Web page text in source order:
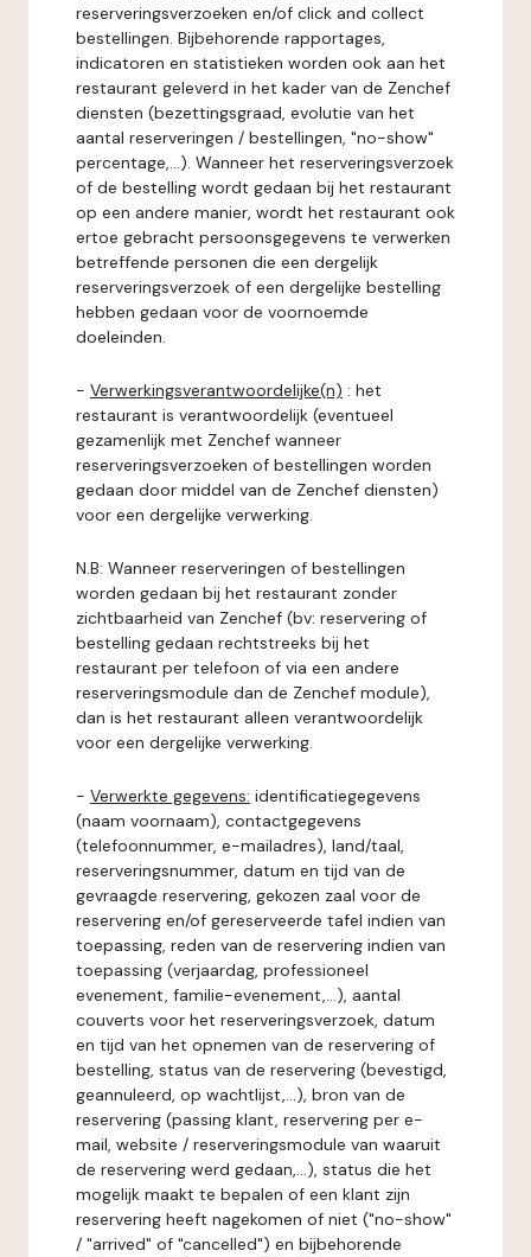
reserveringsverzoeken en/of click and collect
bestellingen. Bijbehorende rapportages,
indicatoren en statistieken worden ook aan het
restaurant geleverd in het kader van de Zenchef
diensten (bezettingsgraad, evolutie van het
aantal reserveringen / bestellingen, "no-show"
percentage,...). Wanneer het reserveringsverzoek
of de bestelling wordt gedaan bij het restaurant
op een andere manier, wordt het restaurant ook
ertoe gebracht persoonsgegevens te verwerken
betreffende personen die een dergelijk
reserveringsverzoek of een dergelijke bestelling
hebben gedaan voor de voornoemde
doeleinden.
- Verwerkingsverantwoordelijke(n) : het
restaurant is verantwoordelijk (eventueel
gezamenlijk met Zenchef wanneer
reserveringsverzoeken of bestellingen worden
gedaan door middel van de Zenchef diensten)
voor een dergelijke verwerking.
N.B: Wanneer reserveringen of bestellingen
worden gedaan bij het restaurant zonder
zichtbaarheid van Zenchef (bv: reservering of
bestelling gedaan rechtstreeks bij het
restaurant per telefoon of via een andere
reserveringsmodule dan de Zenchef module),
dan is het restaurant alleen verantwoordelijk
voor een dergelijke verwerking.
- Verwerkte gegevens: identificatiegegevens
(naam voornaam), contactgegevens
(telefoonnummer, e-mailadres), land/taal,
reserveringsnummer, datum en tijd van de
gevraagde reservering, gekozen zaal voor de
reservering en/of gereserveerde tafel indien van
toepassing, reden van de reservering indien van
toepassing (verjaardag, professioneel
evenement, familie-evenement,...), aantal
couverts voor het reserveringsverzoek, datum
en tijd van het opnemen van de reservering of
bestelling, status van de reservering (bevestigd,
geannuleerd, op wachtlijst,...), bron van de
reservering (passing klant, reservering per e-
mail, website / reserveringsmodule van waaruit
de reservering werd gedaan,...), status die het
mogelijk maakt te bepalen of een klant zijn
reservering heeft nagekomen of niet ("no-show"
/ "arrived" of "cancelled") en bijbehorende